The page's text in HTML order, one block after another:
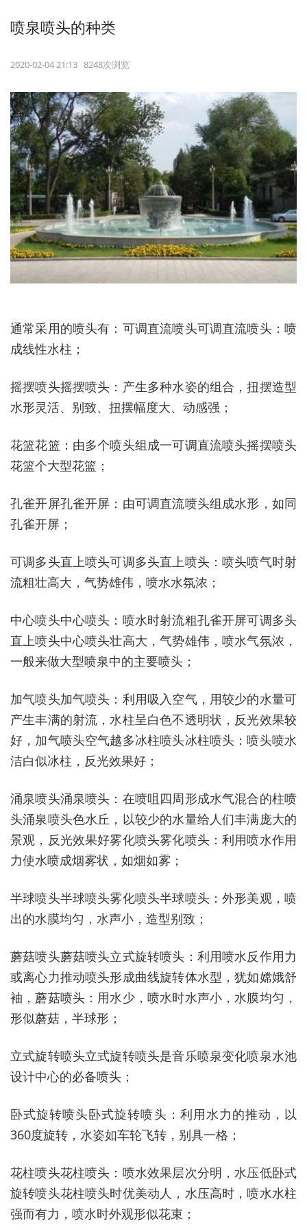
喷泉喷头的种类
2020-02-04 21:13 8248次浏览
通常采用的喷头有：可调直流喷头可调直流喷头：喷
成线性水柱；
摇摆喷头摇摆喷头：产生多种水姿的组合，扭摆造型
水形灵活、别致、扭摆幅度大、动感强；
花篮花篮：由多个喷头组成一可调直流喷头摇摆喷头
花篮个大型花篮；
孔雀开屏孔雀开屏：由可调直流喷头组成水形，如同
孔雀开屏；
可调多头直上喷头可调多头直上喷头：喷头喷气时射
流粗壮高大，气势雄伟，喷水水氛浓；
中心喷头中心喷头：喷水时射流粗孔雀开屏可调多头
直上喷头中心喷头壮高大，气势雄伟，喷水气氛浓，
一般来做大型喷泉中的主要喷头；
加气喷头加气喷头：利用吸入空气，用较少的水量可
产生丰满的射流，水柱呈白色不透明状，反光效果较
好，加气喷头空气越多冰柱喷头冰柱喷头：喷头喷水
洁白似冰柱，反光效果好；
涌泉喷头涌泉喷头：在喷咀四周形成水气混合的柱喷
头涌泉喷头色水丘，以较少的水量给人们丰满庞大的
景观，反光效果好雾化喷头雾化喷头：利用喷水作用
力使水喷成烟雾状，如烟如雾；
半球喷头半球喷头雾化喷头半球喷头：外形美观，喷
出的水膜均匀，水声小，造型别致；
蘑菇喷头蘑菇喷头立式旋转喷头：利用喷水反作用力
或离心力推动喷头形成曲线旋转体水型，犹如嫦娥舒
袖，蘑菇喷头：用水少，喷水时水声小，水膜均匀，
形似蘑菇，半球形；
立式旋转喷头立式旋转喷头是音乐喷泉变化喷泉水池
设计中心的必备喷头；
卧式旋转喷头卧式旋转喷头：利用水力的推动，以
360度旋转，水姿如车轮飞转，别具一格；
花柱喷头花柱喷头：喷水效果层次分明，水压低卧式
旋转喷头花柱喷头时优美动人，水压高时，喷水水柱
强而有力，喷水时外观形似花束；